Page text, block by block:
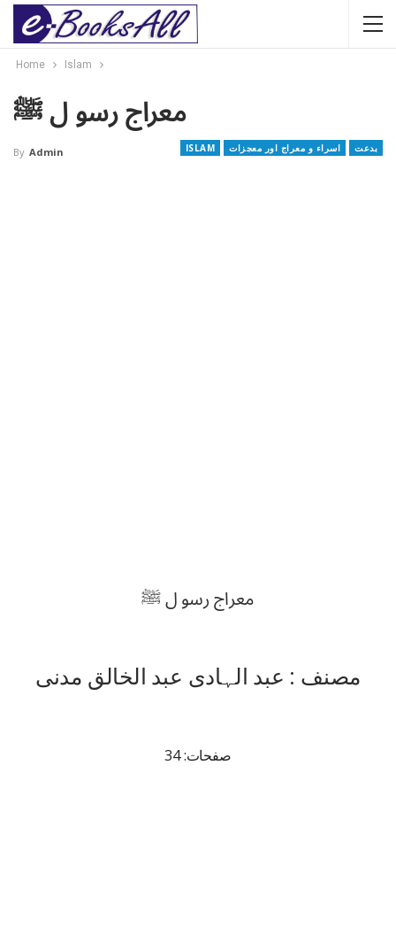
Home Islam
معراج رسو ل ﷺ
ISLAM اسراء و معراج اور معجزات بدعت By Admin
معراج رسو ل ﷺ
مصنف : عبد الہادی عبد الخالق مدنی
صفحات: 34